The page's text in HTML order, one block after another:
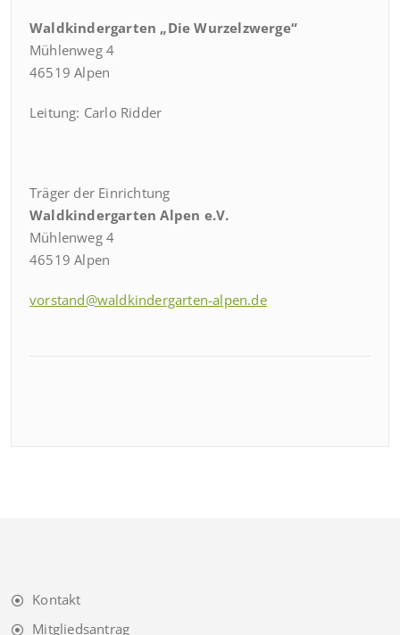
Waldkindergarten „Die Wurzelzwerge“
Mühlenweg 4
46519 Alpen
Leitung: Carlo Ridder
Träger der Einrichtung
Waldkindergarten Alpen e.V.
Mühlenweg 4
46519 Alpen
vorstand@waldkindergarten-alpen.de
Kontakt
Mitgliedsantrag